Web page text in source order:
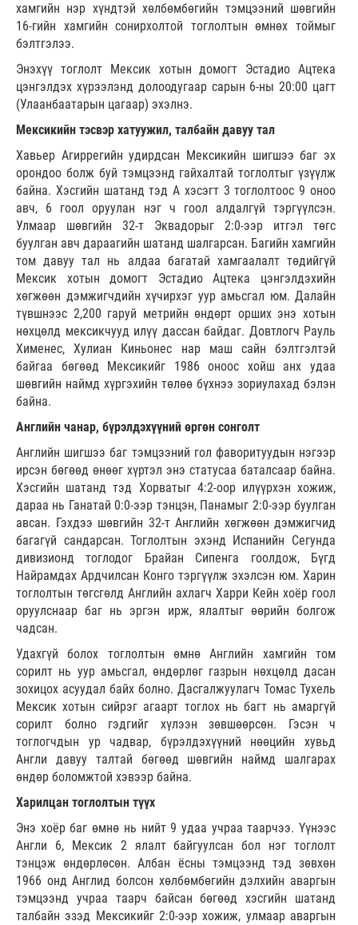
хамгийн нэр хүндтэй хөлбөмбөгийн тэмцээний шөвгийн
16-гийн хамгийн сонирхолтой тоглолтын өмнөх тоймыг
бэлтгэлээ.
Энэхүү тоглолт Мексик хотын домогт Эстадио Ацтека
цэнгэлдэх хүрээлэнд долоодугаар сарын 6-ны 20:00 цагт
(Улаанбаатарын цагаар) эхэлнэ.
Мексикийн тэсвэр хатуужил, талбайн давуу тал
Хавьер Агиррегийн удирдсан Мексикийн шигшээ баг эх
орондоо болж буй тэмцээнд гайхалтай тоглолтыг үзүүлж
байна. Хэсгийн шатанд тэд А хэсэгт 3 тоглолтоос 9 оноо
авч, 6 гоол оруулан нэг ч гоол алдалгүй тэргүүлсэн.
Улмаар шөвгийн 32-т Эквадорыг 2:0-ээр итгэл төгс
буулган авч дараагийн шатанд шалгарсан. Багийн хамгийн
том давуу тал нь алдаа багатай хамгаалалт төдийгүй
Мексик хотын домогт Эстадио Ацтека цэнгэлдэхийн
хөгжөөн дэмжигчдийн хүчирхэг уур амьсгал юм. Далайн
түвшнээс 2,200 гаруй метрийн өндөрт орших энэ хотын
нөхцөлд мексикчууд илүү дассан байдаг. Довтлогч Рауль
Хименес, Хулиан Киньонес нар маш сайн бэлтгэлтэй
байгаа бөгөөд Мексикийг 1986 оноос хойш анх удаа
шөвгийн наймд хүргэхийн төлөө бүхнээ зориулахад бэлэн
байна.
Английн чанар, бүрэлдэхүүний өргөн сонголт
Английн шигшээ баг тэмцээний гол фаворитуудын нэгээр
ирсэн бөгөөд өнөөг хүртэл энэ статусаа баталсаар байна.
Хэсгийн шатанд тэд Хорватыг 4:2-оор илүүрхэн хожиж,
дараа нь Ганатай 0:0-ээр тэнцэн, Панамыг 2:0-ээр буулган
авсан. Гэхдээ шөвгийн 32-т Английн хөгжөөн дэмжигчид
багагүй сандарсан. Тоглолтын эхэнд Испанийн Сегунда
дивизионд тоглодог Брайан Сипенга гоолдож, Бүгд
Найрамдах Ардчилсан Конго тэргүүлж эхэлсэн юм. Харин
тоглолтын төгсгөлд Английн ахлагч Харри Кейн хоёр гоол
оруулснаар баг нь эргэн ирж, ялалтыг өөрийн болгож
чадсан.
Удахгүй болох тоглолтын өмнө Английн хамгийн том
сорилт нь уур амьсгал, өндөрлөг газрын нөхцөлд дасан
зохицох асуудал байх болно. Дасгалжуулагч Томас Тухель
Мексик хотын сийрэг агаарт тоглох нь багт нь амаргүй
сорилт болно гэдгийг хүлээн зөвшөөрсөн. Гэсэн ч
тоглогчдын ур чадвар, бүрэлдэхүүний нөөцийн хувьд
Англи давуу талтай бөгөөд шөвгийн наймд шалгарах
өндөр боломжтой хэвээр байна.
Харилцан тоглолтын түүх
Энэ хоёр баг өмнө нь нийт 9 удаа учраа таарчээ. Үүнээс
Англи 6, Мексик 2 ялалт байгуулсан бол нэг тоглолт
тэнцэж өндөрлөсөн. Албан ёсны тэмцээнд тэд зөвхөн
1966 онд Англид болсон хөлбөмбөгийн дэлхийн аваргын
тэмцээнд учраа таарч байсан бөгөөд хэсгийн шатанд
талбайн эзэд Мексикийг 2:0-ээр хожиж, улмаар аваргын